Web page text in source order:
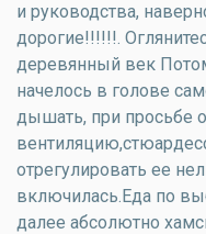
и руководства,
дорогие!!!!!!.
деревянный век
начелось в голове
дышать, при просьбе
отрегулировать ее
включилась.Еда по
далее абсолютно